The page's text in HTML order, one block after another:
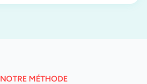
NOTRE MÉTHODE